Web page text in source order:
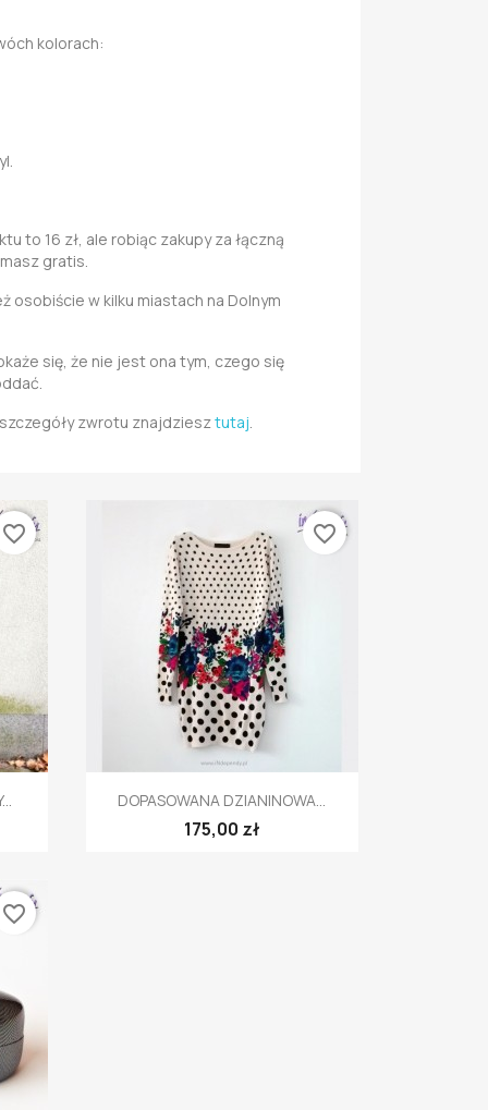
kolorach:
to 16 zł, ale robiąc zakupy za łączną
gratis.
osobiście w kilku miastach na Dolnym
się, że nie jest ona tym, czego się
zwrotu znajdziesztutaj.
favorite_border
Szybki podgląd
DOPASOWANA DZIANINOWA...
175,00 zł
favorite_border
favorite_border